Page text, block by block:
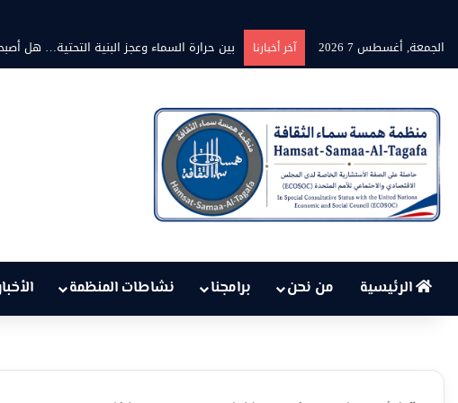
الجمعة, أغسطس 7 2026
آخر أخبارنا بين حرارة السماء وعجز البنية التحتية… هل
الرئيسية من نحن برامجنا نشاطات المنظمة